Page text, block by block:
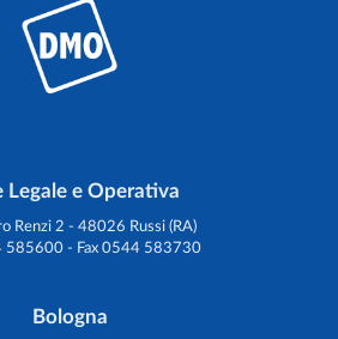
Legale e Operativa
Renzi 2 - 48026 Russi (RA)
585600 - Fax 0544 583730
Bologna